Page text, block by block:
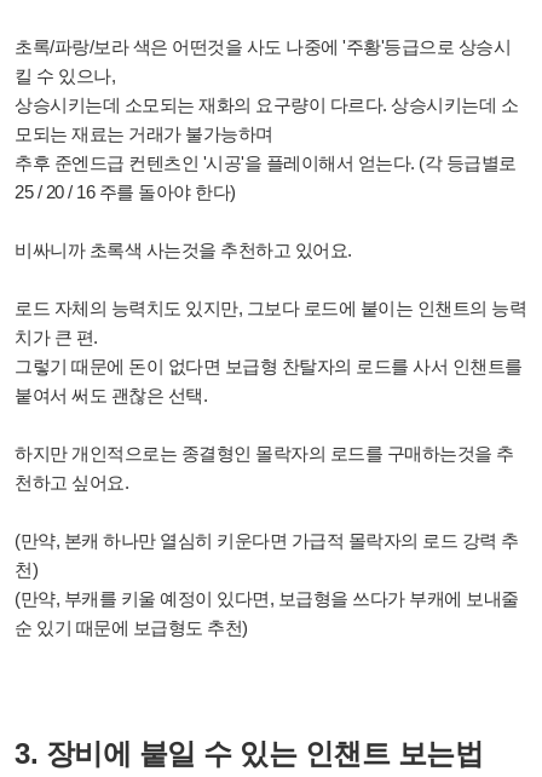
초록/파랑/보라 색은 어떤것을 사도 나중에 '주황'등급으로 상승시
킬 수 있으나,
상승시키는데 소모되는 재화의 요구량이 다르다. 상승시키는데 소
모되는 재료는 거래가 불가능하며
추후 준엔드급 컨텐츠인 '시공'을 플레이해서 얻는다. (각 등급별로
25 / 20 / 16 주를 돌아야 한다)
비싸니까 초록색 사는것을 추천하고 있어요.
로드 자체의 능력치도 있지만, 그보다 로드에 붙이는 인챈트의 능력
치가 큰 편.
그렇기 때문에 돈이 없다면 보급형 찬탈자의 로드를 사서 인챈트를
붙여서 써도 괜찮은 선택.
하지만 개인적으로는 종결형인 몰락자의 로드를 구매하는것을 추
천하고 싶어요.
(만약, 본캐 하나만 열심히 키운다면 가급적 몰락자의 로드 강력 추
천)
(만약, 부캐를 키울 예정이 있다면, 보급형을 쓰다가 부캐에 보내줄
순 있기 때문에 보급형도 추천)
3. 장비에 붙일 수 있는 인챈트 보는법